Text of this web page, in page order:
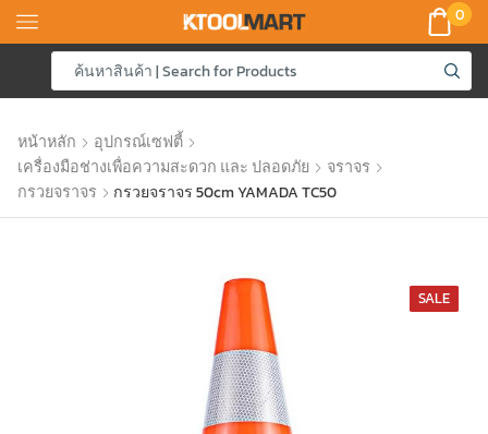
0
หน้าหลัก
อุปกรณ์เซฟตี้
เครื่องมือช่างเพื่อความสะดวก และ ปลอดภัย
จราจร
กรวยจราจร
กรวยจราจร 50cm YAMADA TC50
SALE